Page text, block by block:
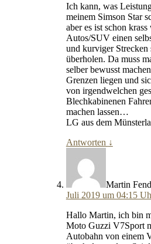
Ich kann, was
meinem Simson Star
aber es ist schon
Autos/SUV einen
und kurviger Strecken
überholen. Da muss
selber bewusst
Grenzen liegen und
von irgendwelchen
Blechkabinenen
machen lassen…
LG aus dem
Antworten ↓
Martin
Juli 2019 um 04:15
Hallo Martin, ich bin
Moto Guzzi V7Sport
Autobahn von einem